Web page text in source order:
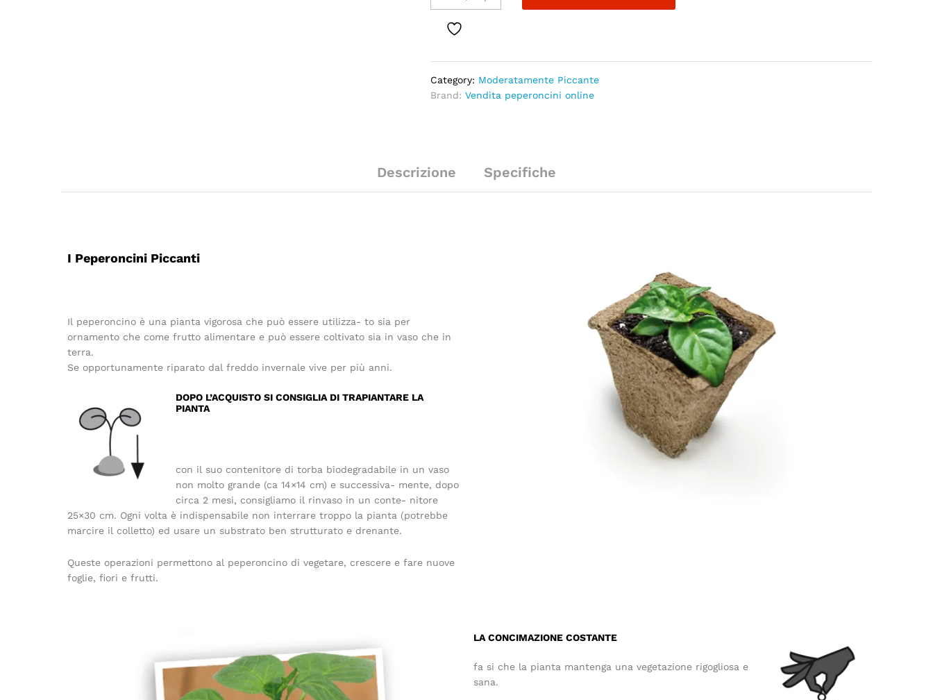
Category: Moderatamente Piccante
Brand:Vendita peperoncini online
Descrizione Specifiche
I Peperoncini Piccanti
Il peperoncino è una pianta vigorosa che può essere utilizza- to sia per
ornamento che come frutto alimentare e può essere coltivato sia in vaso che in
terra.
Se opportunamente riparato dal freddo invernale vive per più anni.
DOPO L’ACQUISTO SI CONSIGLIA DI TRAPIANTARE LA
PIANTA
con il suo contenitore di torba biodegradabile in un vaso
non molto grande (ca 14×14 cm) e successiva- mente, dopo
circa 2 mesi, consigliamo il rinvaso in un conte- nitore
25×30 cm. Ogni volta è indispensabile non interrare troppo la pianta (potrebbe
marcire il colletto) ed usare un substrato ben strutturato e drenante.
Queste operazioni permettono al peperoncino di vegetare, crescere e fare nuove
foglie, fiori e frutti.
LA CONCIMAZIONE COSTANTE
fa si che la pianta mantenga una vegetazione rigogliosa e
sana.